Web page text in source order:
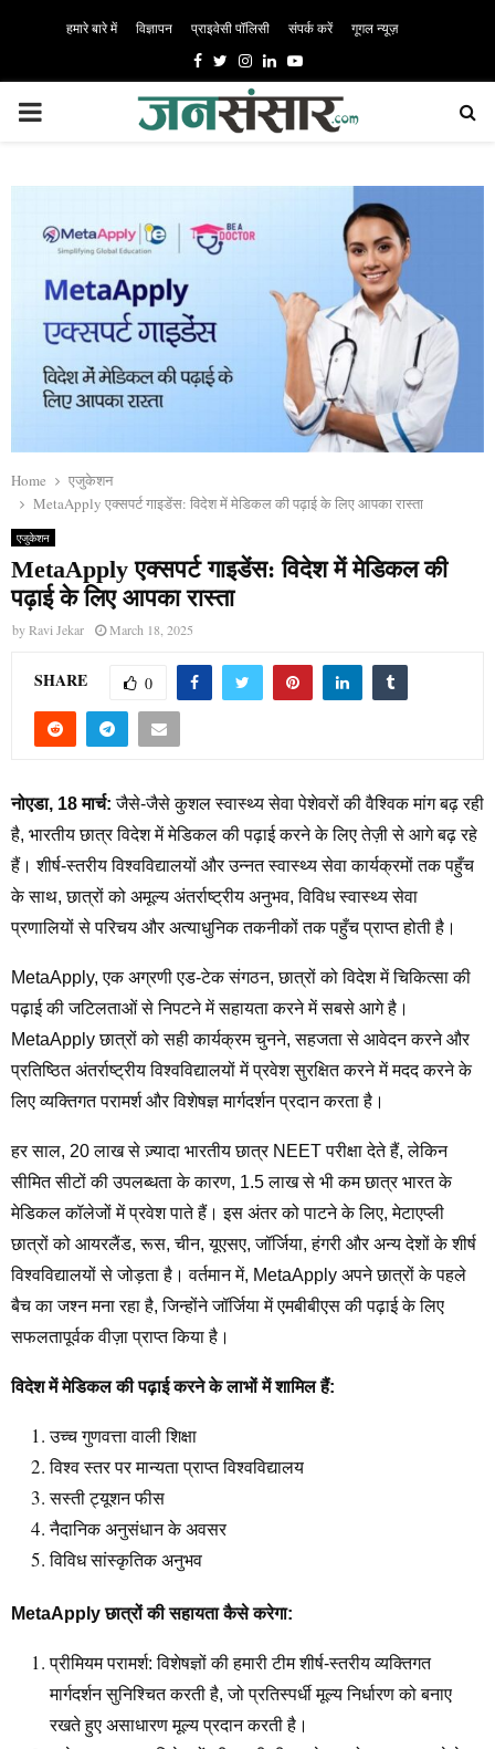
हमारे बारे में विज्ञापन प्राइवेसी पॉलिसी संपर्क करें गूगल न्यूज़
Facebook
TwitterInstagram
LinkedinYoutube
PRIMARY
Home
एजुकेशन
MetaApply एक्सपर्ट गाइडेंस: विदेश में मेडिकल की पढ़ाई के लिए आपका रास्ता
एजुकेशन
MetaApply एक्सपर्ट गाइडेंस: विदेश में मेडिकल की
पढ़ाई के लिए आपका रास्ता
byRavi Jekar March 18, 2025
SHARE 0
नोएडा, 18 मार्च: जैसे-जैसे कुशल स्वास्थ्य सेवा पेशेवरों की वैश्विक मांग बढ़ रही
है, भारतीय छात्र विदेश में मेडिकल की पढ़ाई करने के लिए तेज़ी से आगे बढ़ रहे
हैं। शीर्ष-स्तरीय विश्वविद्यालयों और उन्नत स्वास्थ्य सेवा कार्यक्रमों तक पहुँच
के साथ, छात्रों को अमूल्य अंतर्राष्ट्रीय अनुभव, विविध स्वास्थ्य सेवा
प्रणालियों से परिचय और अत्याधुनिक तकनीकों तक पहुँच प्राप्त होती है।
MetaApply, एक अग्रणी एड-टेक संगठन, छात्रों को विदेश में चिकित्सा की
पढ़ाई की जटिलताओं से निपटने में सहायता करने में सबसे आगे है।
MetaApply छात्रों को सही कार्यक्रम चुनने, सहजता से आवेदन करने और
प्रतिष्ठित अंतर्राष्ट्रीय विश्वविद्यालयों में प्रवेश सुरक्षित करने में मदद करने के
लिए व्यक्तिगत परामर्श और विशेषज्ञ मार्गदर्शन प्रदान करता है।
हर साल, 20 लाख से ज़्यादा भारतीय छात्र NEET परीक्षा देते हैं, लेकिन
सीमित सीटों की उपलब्धता के कारण, 1.5 लाख से भी कम छात्र भारत के
मेडिकल कॉलेजों में प्रवेश पाते हैं। इस अंतर को पाटने के लिए, मेटाएप्ली
छात्रों को आयरलैंड, रूस, चीन, यूएसए, जॉर्जिया, हंगरी और अन्य देशों के शीर्ष
विश्वविद्यालयों से जोड़ता है। वर्तमान में, MetaApply अपने छात्रों के पहले
बैच का जश्न मना रहा है, जिन्होंने जॉर्जिया में एमबीबीएस की पढ़ाई के लिए
सफलतापूर्वक वीज़ा प्राप्त किया है।
विदेश में मेडिकल की पढ़ाई करने के लाभों में शामिल हैं:
उच्च गुणवत्ता वाली शिक्षा
विश्व स्तर पर मान्यता प्राप्त विश्वविद्यालय
सस्ती ट्यूशन फीस
नैदानिक अनुसंधान के अवसर
विविध सांस्कृतिक अनुभव
MetaApply छात्रों की सहायता कैसे करेगा:
प्रीमियम परामर्श: विशेषज्ञों की हमारी टीम शीर्ष-स्तरीय व्यक्तिगत
मार्गदर्शन सुनिश्चित करती है, जो प्रतिस्पर्धी मूल्य निर्धारण को बनाए
रखते हुए असाधारण मूल्य प्रदान करती है।